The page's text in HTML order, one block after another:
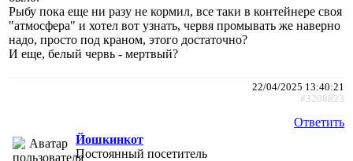
Рыбу пока еще ни разу не кормил, все таки в контейнере своя
"атмосфера" и хотел вот узнать, червя промывать же наверно
надо, просто под краном, этого достаточно?
И еще, белый червь - мертвый?
22/04/2025 13:40:21
#3208823
Ответить
Йошкинкот
Постоянный посетитель